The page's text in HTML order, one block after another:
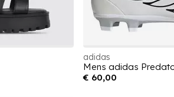
adidas
€ 60,00